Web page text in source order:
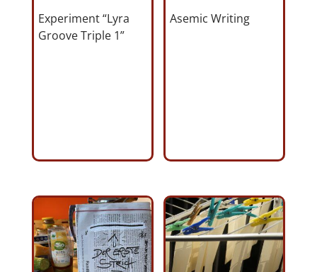
Experiment “Lyra
Groove Triple 1”
Asemic Writing